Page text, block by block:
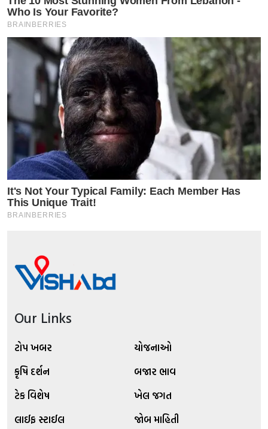
Our Links
ટોપ ખબર
યોજનાઓ
કૃષિ દર્શન
બજાર ભાવ
ટેક વિશેષ
ખેલ જગત
લાઈફ સ્ટાઈલ
જોબ માહિતી